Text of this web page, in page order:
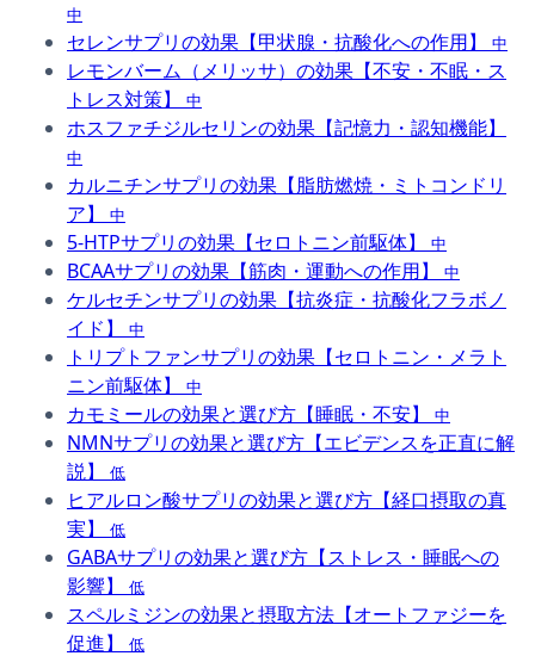
中
セレンサプリの効果【甲状腺・抗酸化への作用】 中
レモンバーム（メリッサ）の効果【不安・不眠・ス
トレス対策】
中
ホスファチジルセリンの効果【記憶力・認知機能】
中
カルニチンサプリの効果【脂肪燃焼・ミトコンドリ
ア】
中
5-HTPサプリの効果【セロトニン前駆体】 中
BCAAサプリの効果【筋肉・運動への作用】 中
ケルセチンサプリの効果【抗炎症・抗酸化フラボノ
イド】
中
トリプトファンサプリの効果【セロトニン・メラト
ニン前駆体】
中
カモミールの効果と選び方【睡眠・不安】 中
NMNサプリの効果と選び方【エビデンスを正直に解
説】
低
ヒアルロン酸サプリの効果と選び方【経口摂取の真
実】
低
GABAサプリの効果と選び方【ストレス・睡眠への
影響】
低
スペルミジンの効果と摂取方法【オートファジーを
促進】
低